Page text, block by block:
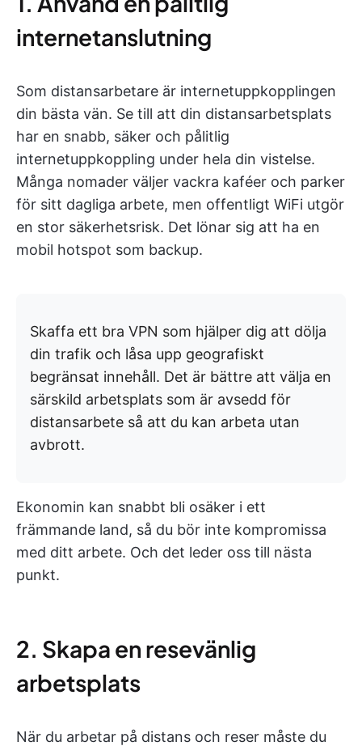
internetanslutning
Som distansarbetare är internetuppkopplingen
din bästa vän. Se till att din distansarbetsplats
har en snabb, säker och pålitlig
internetuppkoppling under hela din vistelse.
Många nomader väljer vackra kaféer och parker
för sitt dagliga arbete, men offentligt WiFi utgör
en stor säkerhetsrisk. Det lönar sig att ha en
mobil hotspot som backup.
Skaffa ett bra VPN som hjälper dig att dölja
din trafik och låsa upp geografiskt
begränsat innehåll. Det är bättre att välja en
särskild arbetsplats som är avsedd för
distansarbete så att du kan arbeta utan
avbrott.
Ekonomin kan snabbt bli osäker i ett
främmande land, så du bör inte kompromissa
med ditt arbete. Och det leder oss till nästa
punkt.
2. Skapa en resevänlig
arbetsplats
När du arbetar på distans och reser måste du